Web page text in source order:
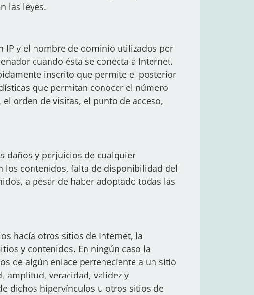
las leyes.
IP y el nombre de dominio utilizados por
cuando ésta se conecta a Internet.
inscrito que permite el posterior
que permitan conocer el número
orden de visitas, el punto de acceso,
daños y perjuicios de cualquier
los contenidos, falta de disponibilidad del
a pesar de haber adoptado todas las
hacía otros sitios de Internet, la
y contenidos. En ningún caso la
de algún enlace perteneciente a un sitio
amplitud, veracidad, validez y
dichos hipervínculos u otros sitios de